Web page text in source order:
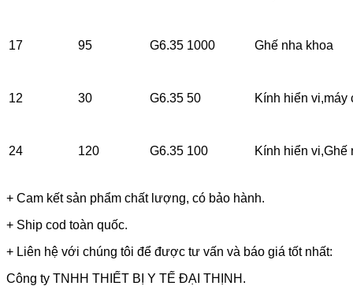
17 95 G6.35 1000 Ghế nha khoa
12 30 G6.35 50 Kính hiển vi,máy
24 120 G6.35 100 Kính hiển vi,Ghế
+ Cam kết sản phẩm chất lượng, có bảo hành.
+ Ship cod toàn quốc.
+ Liên hệ với chúng tôi để được tư vấn và báo giá tốt nhất:
Công ty TNHH THIẾT BỊ Y TẾ ĐẠI THỊNH.